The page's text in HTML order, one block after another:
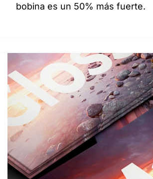
bobina es un 50% más fuerte.